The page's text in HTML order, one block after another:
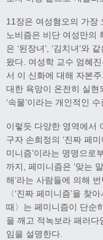
11장은 여성혐오의 가장
노비즘은 비단 여성만의
은 ‘된장녀’, ‘김치녀’와
왔다. 여성학 교수 엄혜
서 이 신화에 대해 자본
대한 욕망이 온전히 실현
‘속물’이라는 개인적인
이렇듯 다양한 영역에서
구자 손희정의 ‘진짜 페
미니즘’이라는 명명으로
까지, 페미니즘은 ‘맞는
해’라는 사람들에 의해
〈‘진짜 페미니즘’을
때〉는 페미니즘이 단순
을 깨고 적녹보라 패러
임을 설명한다.